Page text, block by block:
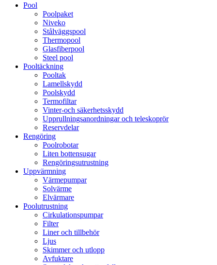
Pool
Poolpaket
Niveko
Stålväggspool
Thermopool
Glasfiberpool
Steel pool
Pooltäckning
Pooltak
Lamellskydd
Poolskydd
Termofiltar
Vinter-och säkerhetsskydd
Upprullningsanordningar och teleskoprör
Reservdelar
Rengöring
Poolrobotar
Liten bottensugar
Rengöringsutrustning
Uppvärmning
Värmepumpar
Solvärme
Elvärmare
Poolutrustning
Cirkulationspumpar
Filter
Liner och tillbehör
Ljus
Skimmer och utlopp
Avfuktare